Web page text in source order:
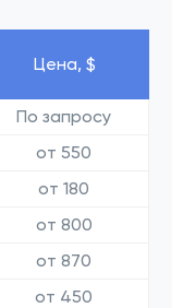
Цена, $
По запросу
от 550
от 180
от 800
от 870
от 450